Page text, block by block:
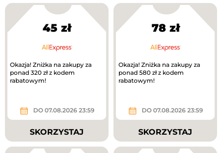
45 zł
Okazja! Zniżka na zakupy za
ponad 320 zł z kodem
rabatowym!
DO 07.08.2026 23:59
SKORZYSTAJ
78 zł
Okazja! Zniżka na zakupy za
ponad 580 zł z kodem
rabatowym!
DO 07.08.2026 23:59
SKORZYSTAJ